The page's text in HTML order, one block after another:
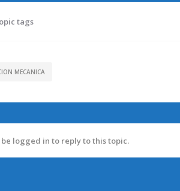
tags
MECANICA
be logged in to reply to this topic.